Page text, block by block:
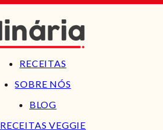
RECEITAS
SOBRE NÓS
BLOG
RECEITAS VEGGIE